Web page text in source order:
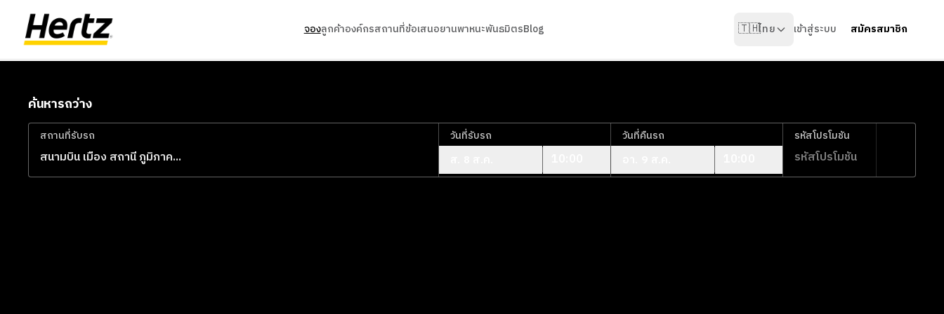
จองลูกค้าองค์กรสถานที่ข้อเสนอยานพาหนะพันธมิตรBlog 🇹🇭ไทย เข้าสู่ระบบ สมัครสมาชิก
ค้นหารถว่าง
สถานที่รับรถ
สถานที่รับรถ
วันที่รับรถ วันที่คืนรถ รหัสโปรโมชัน